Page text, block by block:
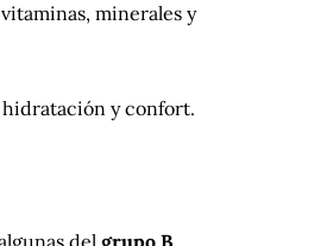
minerales y
hidratación y confort.
del grupo B,